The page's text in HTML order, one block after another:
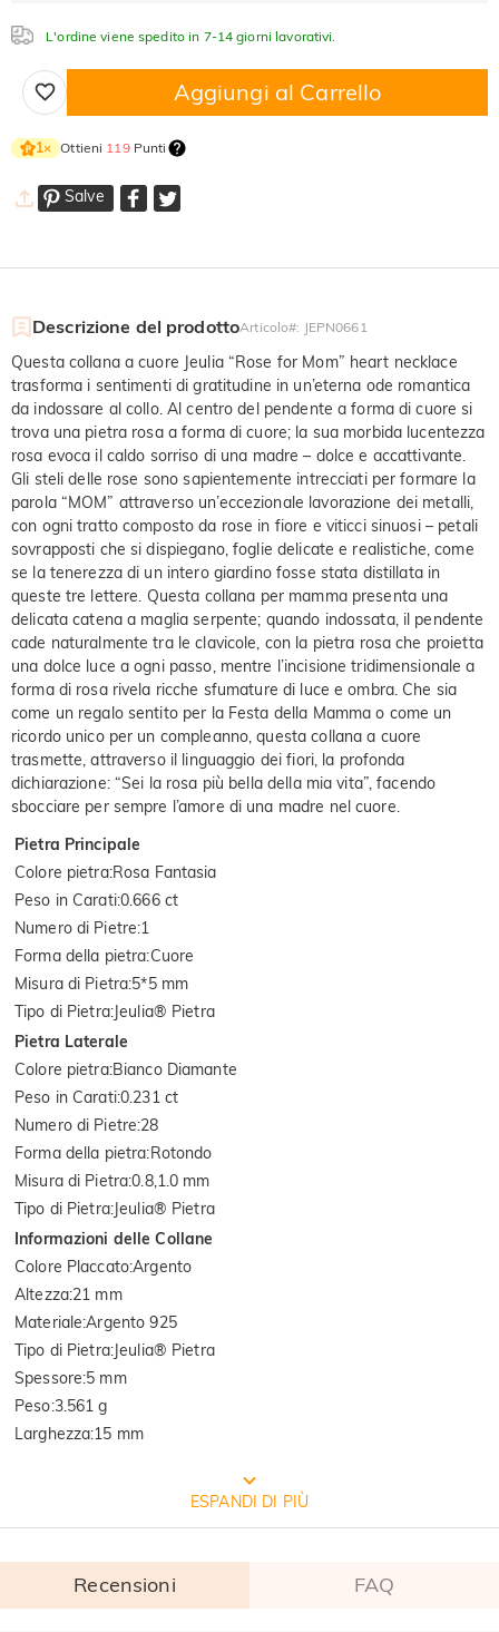
L'ordine viene spedito in 7-14 giorni lavorativi.
Aggiungi al Carrello
1× Ottieni 119Punti
Salve
Descrizione del prodottoArticolo#: JEPN0661
Questa collana a cuore Jeulia “Rose for Mom” heart necklace
trasforma i sentimenti di gratitudine in un’eterna ode romantica
da indossare al collo. Al centro del pendente a forma di cuore si
trova una pietra rosa a forma di cuore; la sua morbida lucentezza
rosa evoca il caldo sorriso di una madre – dolce e accattivante.
Gli steli delle rose sono sapientemente intrecciati per formare la
parola “MOM” attraverso un’eccezionale lavorazione dei metalli,
con ogni tratto composto da rose in fiore e viticci sinuosi – petali
sovrapposti che si dispiegano, foglie delicate e realistiche, come
se la tenerezza di un intero giardino fosse stata distillata in
queste tre lettere. Questa collana per mamma presenta una
delicata catena a maglia serpente; quando indossata, il pendente
cade naturalmente tra le clavicole, con la pietra rosa che proietta
una dolce luce a ogni passo, mentre l’incisione tridimensionale a
forma di rosa rivela ricche sfumature di luce e ombra. Che sia
come un regalo sentito per la Festa della Mamma o come un
ricordo unico per un compleanno, questa collana a cuore
trasmette, attraverso il linguaggio dei fiori, la profonda
dichiarazione: “Sei la rosa più bella della mia vita”, facendo
sbocciare per sempre l’amore di una madre nel cuore.
Pietra Principale
Colore pietra:Rosa Fantasia
Peso in Carati:0.666 ct
Numero di Pietre:1
Forma della pietra:Cuore
Misura di Pietra:5*5 mm
Tipo di Pietra:Jeulia® Pietra
Pietra Laterale
Colore pietra:Bianco Diamante
Peso in Carati:0.231 ct
Numero di Pietre:28
Forma della pietra:Rotondo
Misura di Pietra:0.8,1.0 mm
Tipo di Pietra:Jeulia® Pietra
Informazioni delle Collane
Colore Placcato:Argento
Altezza:21 mm
Materiale:Argento 925
Tipo di Pietra:Jeulia® Pietra
Spessore:5 mm
Peso:3.561 g
Larghezza:15 mm
Qualità verificata dall'istituto
SGS: È la più grande e antica multinazionale al mondo per il controllo
della qualità dei prodotti e l'identificazione tecnica.
ESPANDI DI PIÙ
Recensioni FAQ